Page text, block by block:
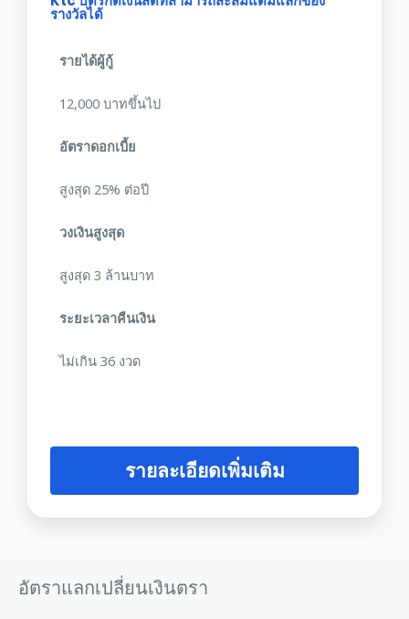
รางวัลได้
รายได้ผู้กู้
12,000 บาทขึ้นไป
อัตราดอกเบี้ย
สูงสุด 25% ต่อปี
วงเงินสูงสุด
สูงสุด 3 ล้านบาท
ระยะเวลาคืนเงิน
ไม่เกิน 36 งวด
รายละเอียดเพิ่มเติม
อัตราแลกเปลี่ยนเงินตรา